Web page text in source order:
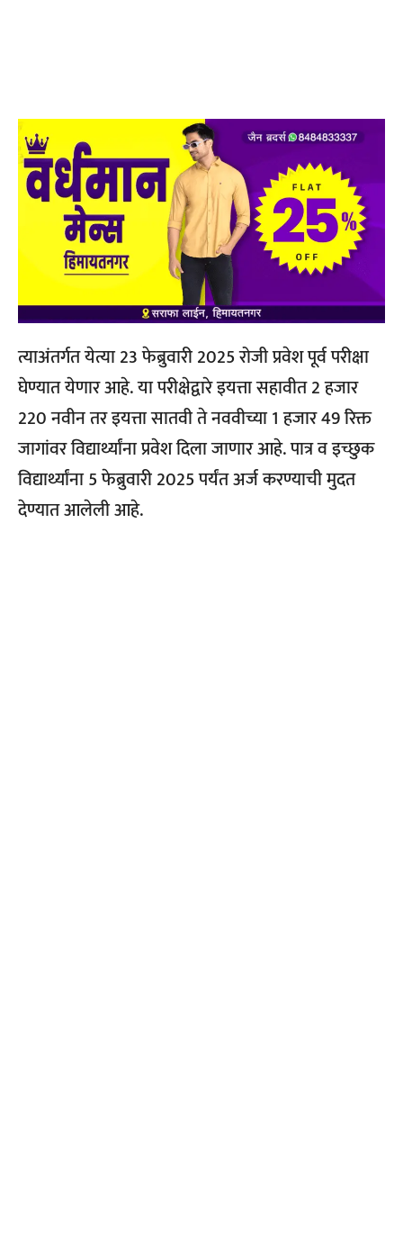
त्याअंतर्गत येत्या 23 फेब्रुवारी 2025 रोजी प्रवेश पूर्व परीक्षा
घेण्यात येणार आहे. या परीक्षेद्वारे इयत्ता सहावीत 2 हजार
220 नवीन तर इयत्ता सातवी ते नववीच्या 1 हजार 49 रिक्त
जागांवर विद्यार्थ्यांना प्रवेश दिला जाणार आहे. पात्र व इच्छुक
विद्यार्थ्यांना 5 फेब्रुवारी 2025 पर्यंत अर्ज करण्याची मुदत
देण्यात आलेली आहे.